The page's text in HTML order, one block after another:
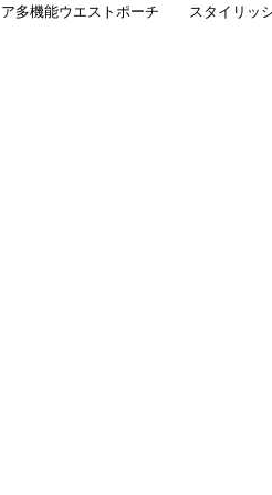
ア多機能ウエストポーチ
スタイリッ